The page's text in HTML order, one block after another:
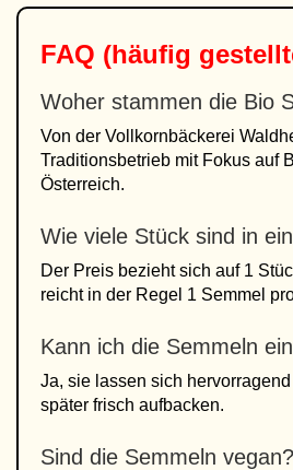
FAQ (häufig
Woher stammen die Bio
Von der Vollkornbäckerei
Traditionsbetrieb mit Fokus auf
Österreich.
Wie viele Stück sind in
Der Preis bezieht sich auf 1
reicht in der Regel 1 Semmel
Kann ich die Semmeln
Ja, sie lassen sich
später frisch aufbacken.
Sind die Semmeln vegan?